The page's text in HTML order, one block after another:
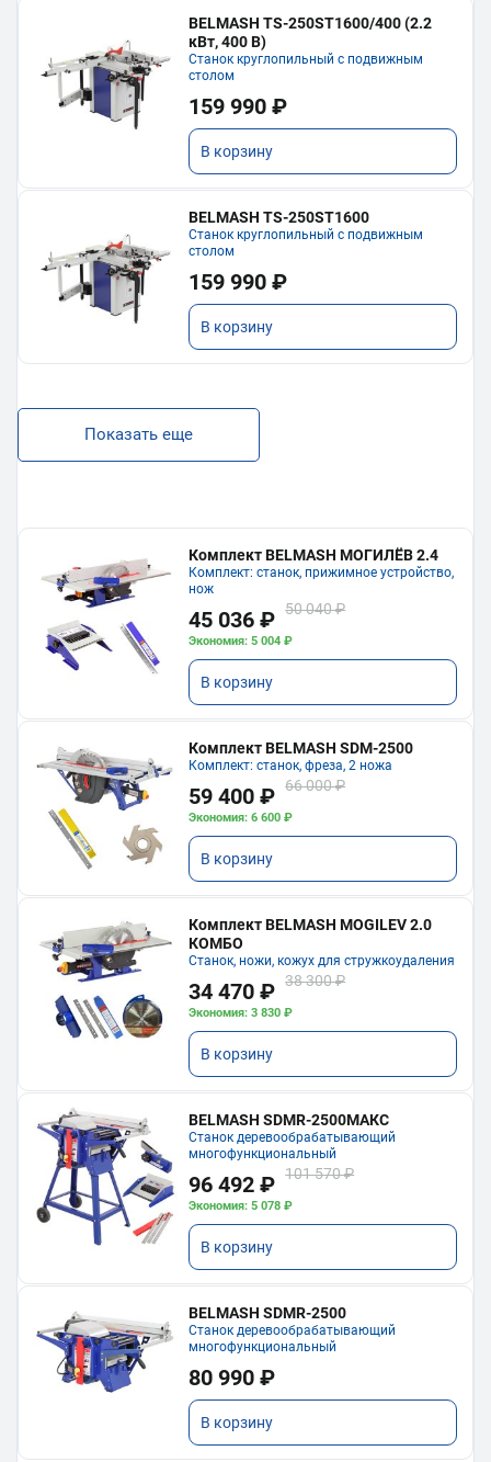
BELMASH TS-250ST1600/400 (2.2
кВт, 400 В)
Станок круглопильный с подвижным
столом
159 990 ₽
В корзину
BELMASH TS-250ST1600
Станок круглопильный с подвижным
столом
159 990 ₽
В корзину
Показать еще
Комплект BELMASH МОГИЛЁВ 2.4
Комплект: станок, прижимное устройство,
нож
45 036 ₽ 50 040 ₽
Экономия: 5 004 ₽
В корзину
Комплект BELMASH SDM-2500
Комплект: станок, фреза, 2 ножа
59 400 ₽ 66 000 ₽
Экономия: 6 600 ₽
В корзину
Комплект BELMASH MOGILEV 2.0
КОМБО
Станок, ножи, кожух для стружкоудаления
34 470 ₽ 38 300 ₽
Экономия: 3 830 ₽
В корзину
BELMASH SDMR-2500МАКС
Станок деревообрабатывающий
многофункциональный
96 492 ₽ 101 570 ₽
Экономия: 5 078 ₽
В корзину
BELMASH SDMR-2500
Станок деревообрабатывающий
многофункциональный
80 990 ₽
В корзину